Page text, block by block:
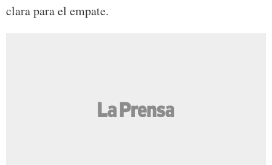
clara para el empate.